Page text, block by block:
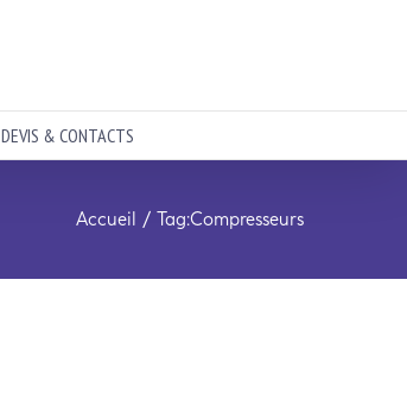
DEVIS & CONTACTS
Accueil Tag:Compresseurs